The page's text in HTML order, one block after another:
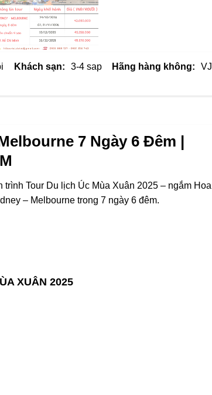
Khách sạn: 3-4 sap Hãng hàng không:
VJ
7 Ngày 6 Đêm |
Tour Du lịch Úc Mùa Xuân 2025 – ngắm Hoa
– Melbourne trong 7 ngày 6 đêm.
XUÂN 2025